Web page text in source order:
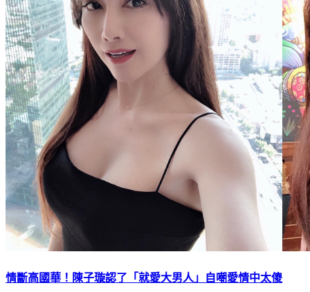
情斷高國華！陳子璇認了「就愛大男人」自嘲愛情中太傻